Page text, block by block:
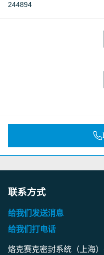
244894
联系方式
给我们发送消息
给我们打电话
烙克赛克密封系统（上海